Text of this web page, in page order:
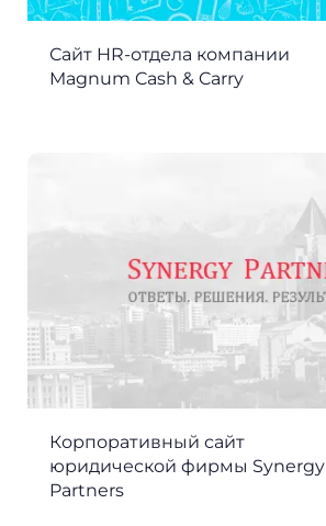
Сайт HR-отдела компании
Magnum Cash & Carry
Корпоративный сайт
юридической фирмы Synergy
Partners